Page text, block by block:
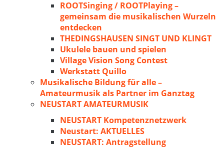
ROOTSinging / ROOTPlaying –
gemeinsam die musikalischen Wurzeln
entdecken
THEDINGSHAUSEN SINGT UND KLINGT
Ukulele bauen und spielen
Village Vision Song Contest
Werkstatt Quillo
Musikalische Bildung für alle –
Amateurmusik als Partner im Ganztag
NEUSTART AMATEURMUSIK
NEUSTART Kompetenznetzwerk
Neustart: AKTUELLES
NEUSTART: Antragstellung